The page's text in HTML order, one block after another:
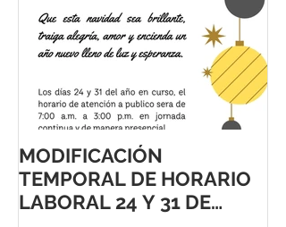
MODIFICACIÓN
TEMPORAL DE HORARIO
LABORAL 24 Y 31 DE